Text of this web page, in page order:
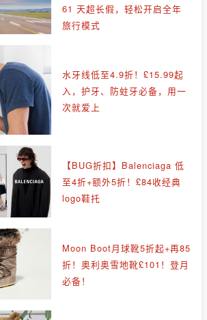
61 天超长假，轻松开启全年
旅行模式
水牙线低至4.9折！£15.99起
入，护牙、防蛀牙必备，用一
次就爱上
【BUG折扣】Balenciaga 低
至4折+额外5折！£84收经典
logo鞋托
Moon Boot月球靴5折起+再85
折！奥利奥雪地靴£101！登月
必备！